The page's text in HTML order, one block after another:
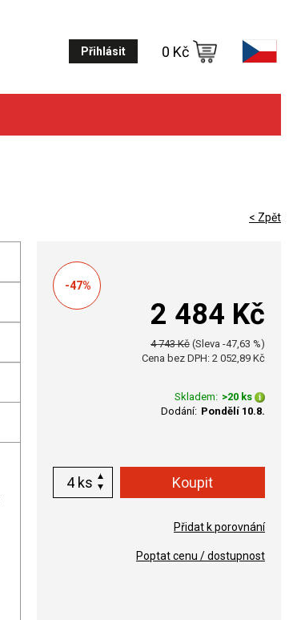
Přihlásit 0 Kč
< Zpět
-47%
2 484 Kč
4 743 Kč (Sleva -47,63 %)
Cena bez DPH: 2 052,89 Kč
Skladem: >20 ks
Dodání: Pondělí 10.8.
ks
Přidat k porovnání
Poptat cenu / dostupnost